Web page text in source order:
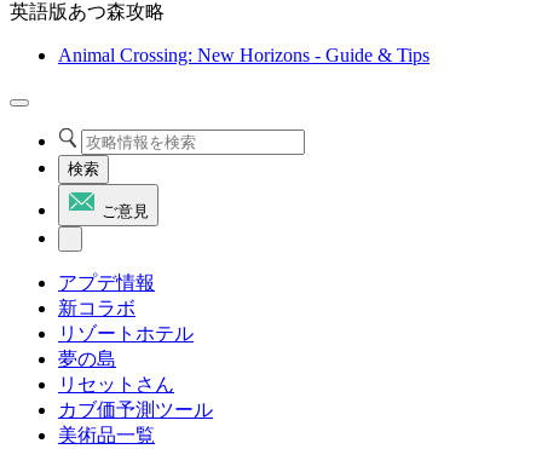
英語版あつ森攻略
Animal Crossing: New Horizons - Guide & Tips
検索
ご意見
アプデ情報
新コラボ
リゾートホテル
夢の島
リセットさん
カブ価予測ツール
美術品一覧